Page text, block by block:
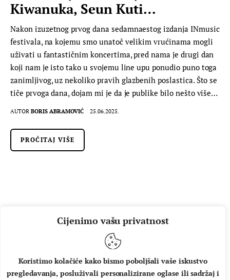
Cijenimo vašu privatnost
Koristimo kolačiće kako bismo poboljšali vaše iskustvo
pregledavanja, posluživali personalizirane oglase ili sadržaj i
Kiwanuka, Seun Kuti…
Nakon izuzetnog prvog dana sedamnaestog izdanja INmusic
festivala, na kojemu smo unatoč velikim vrućinama mogli
uživati u fantastičnim koncertima, pred nama je drugi dan
koji nam je isto tako u svojemu line upu ponudio puno toga
zanimljivog, uz nekoliko pravih glazbenih poslastica. Što se
tiče prvoga dana, dojam mi je da je publike bilo nešto više…
AUTOR BORIS ABRAMOVIĆ 25.06.2025.
PROČITAJ VIŠE
O NAMA IMPRESSUM UVJETI KORIŠTENJA